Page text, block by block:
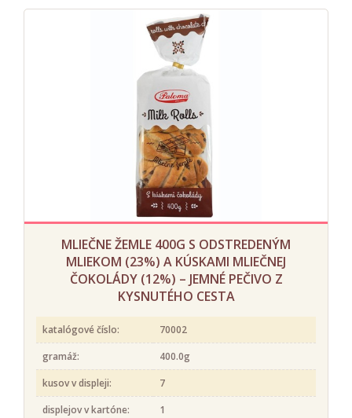
MLIEČNE ŽEMLE 400G S ODSTREDENÝM
MLIEKOM (23%) A KÚSKAMI MLIEČNEJ
ČOKOLÁDY (12%) – JEMNÉ PEČIVO Z
KYSNUTÉHO CESTA
katalógové číslo:
70002
gramáž:
400.0g
kusov v displeji:
7
displejov v kartóne:
1